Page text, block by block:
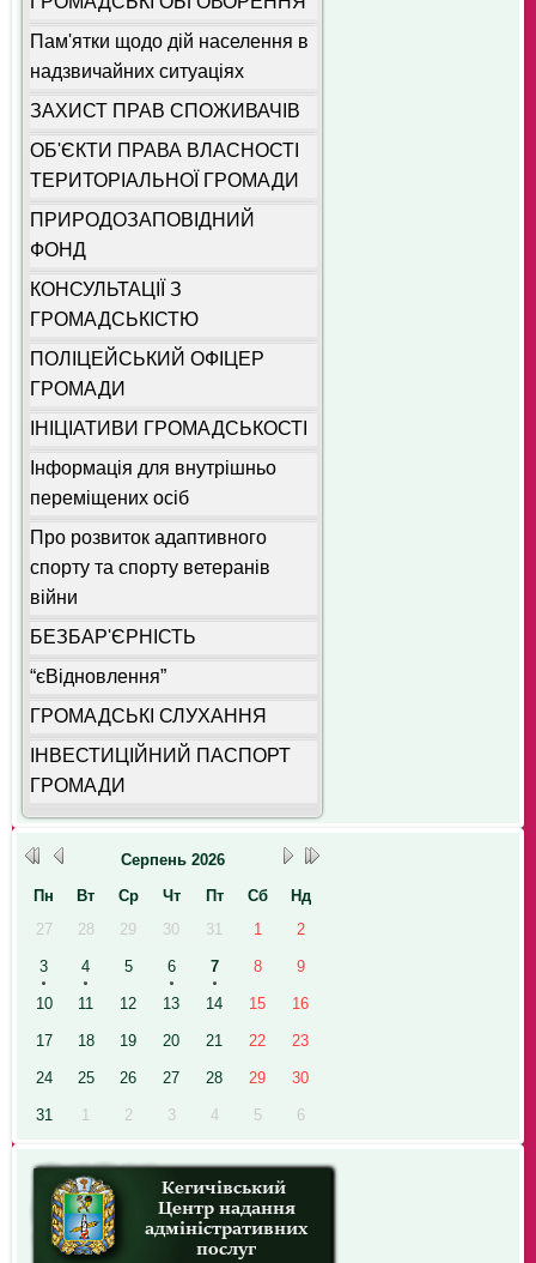
Пам'ятки щодо дій населення в
надзвичайних ситуаціях
ЗАХИСТ ПРАВ СПОЖИВАЧІВ
ОБ'ЄКТИ ПРАВА ВЛАСНОСТІ
ТЕРИТОРІАЛЬНОЇ ГРОМАДИ
ПРИРОДОЗАПОВІДНИЙ
ФОНД
КОНСУЛЬТАЦІЇ З
ГРОМАДСЬКІСТЮ
ПОЛІЦЕЙСЬКИЙ ОФІЦЕР
ГРОМАДИ
ІНІЦІАТИВИ ГРОМАДСЬКОСТІ
Інформація для внутрішньо
переміщених осіб
Про розвиток адаптивного
спорту та спорту ветеранів
війни
БЕЗБАР'ЄРНІСТЬ
“єВідновлення”
ГРОМАДСЬКІ СЛУХАННЯ
ІНВЕСТИЦІЙНИЙ ПАСПОРТ
ГРОМАДИ
Серпень 2026
Пн
Вт Ср Чт Пт Сб
Нд
27
28 29 30 31 1 2
3 4 5 6 7 8 9
10 11 12 13 14 15 16
17 18 19 20 21 22 23
24 25 26 27 28 29 30
31 1 2 3 4 5 6